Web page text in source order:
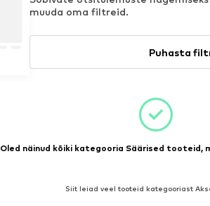
muuda oma filtreid.
Puhasta
Oled näinud kõiki kategooria Säärised tooteid,
Siit leiad veel tooteid kategooriast